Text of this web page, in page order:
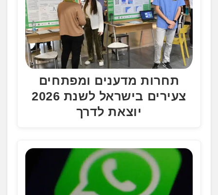
תחרות מדענים ומפתחים
צעירים בישראל לשנת 2026
יוצאת לדרך